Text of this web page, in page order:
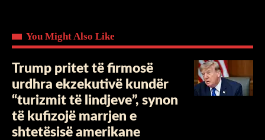
You Might Also Like
Trump pritet të firmosë
urdhra ekzekutivë kundër
“turizmit të lindjeve”, synon
të kufizojë marrjen e
shtetësisë amerikane